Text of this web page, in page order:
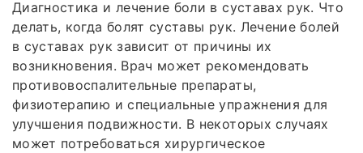
Диагностика и лечение боли в суставах рук. Что
делать, когда болят суставы рук. Лечение болей
в суставах рук зависит от причины их
возникновения. Врач может рекомендовать
противовоспалительные препараты,
физиотерапию и специальные упражнения для
улучшения подвижности. В некоторых случаях
может потребоваться хирургическое